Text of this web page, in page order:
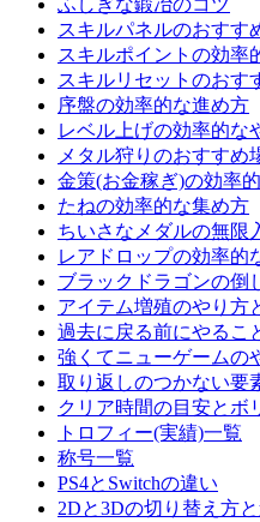
ふしぎな鍛冶のコツ
スキルパネルのおすす
スキルポイントの効率
スキルリセットのおす
序盤の効率的な進め方
レベル上げの効率的な
メタル狩りのおすすめ
金策(お金稼ぎ)の効率
たねの効率的な集め方
ちいさなメダルの無限
レアドロップの効率的
ブラックドラゴンの倒
アイテム増殖のやり方
過去に戻る前にやるこ
強くてニューゲームの
取り返しのつかない要
クリア時間の目安とボ
トロフィー(実績)一覧
称号一覧
PS4とSwitchの違い
2Dと3Dの切り替え方